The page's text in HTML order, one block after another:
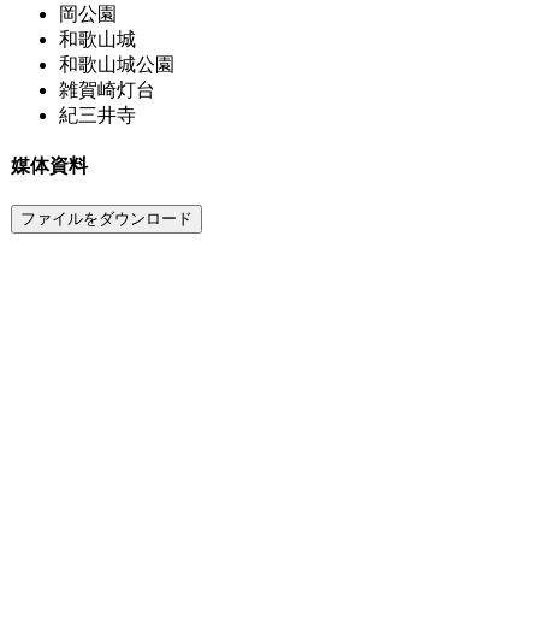
岡公園
和歌山城
和歌山城公園
雑賀崎灯台
紀三井寺
媒体資料
ファイルをダウンロード